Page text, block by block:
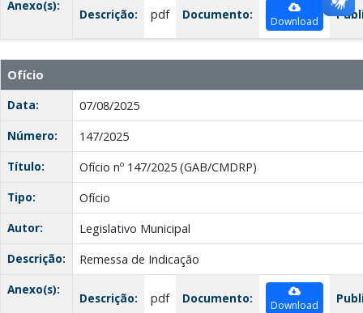
Anexo(s):
Descrição: pdf Documento: Download
Ofício
Data:
07/08/2025
Número:
147/2025
Título:
Ofício nº 147/2025 (GAB/CMDRP)
Tipo:
Ofício
Autor:
Legislativo Municipal
Descrição:
Remessa de Indicação
Anexo(s):
Descrição: pdf Documento: Download